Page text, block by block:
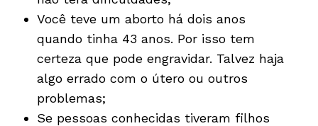
Você teve um aborto há dois anos
quando tinha 43 anos. Por isso tem
certeza que pode engravidar. Talvez haja
algo errado com o útero ou outros
problemas;
Se pessoas conhecidas tiveram filhos